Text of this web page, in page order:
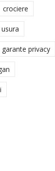
crociere
usura
garante privacy